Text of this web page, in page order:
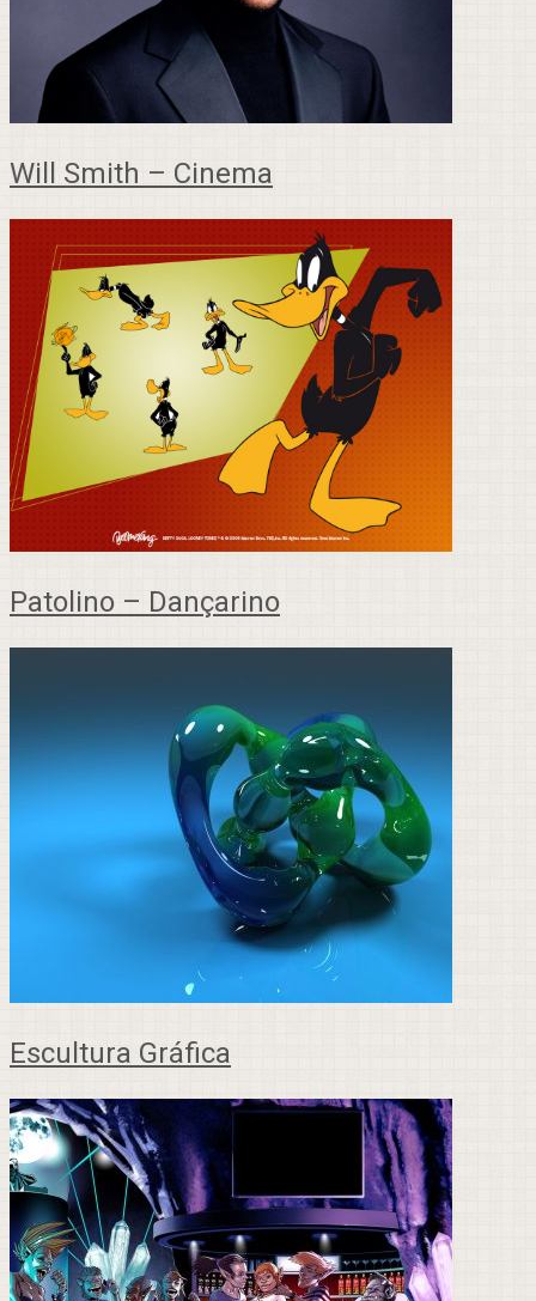
Will Smith – Cinema
Patolino – Dançarino
Escultura Gráfica